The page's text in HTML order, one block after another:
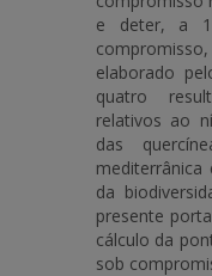
e deter, a
elaborado
quatro
relativos ao
das
da
presente
cálculo da
sob